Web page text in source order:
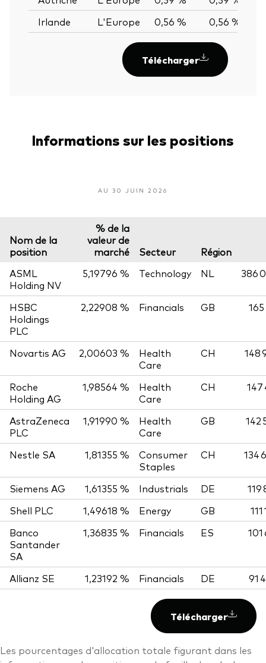
Irlande
L'Europe 0,56 % 0,56 %
Télécharger
Informations sur les positions
AU 30 JUIN 2026
Nom de la
position
% de la
valeur de
marché
Secteur
Région
ASML
Holding NV
5,19796 % Technology NL 386
HSBC
Holdings
PLC
2,22908 % Financials GB
Novartis AG 2,00603 %
Health
Care
CH 148
Roche
Holding AG
1,98564 %
Health
Care
CH 147
AstraZeneca
PLC
1,91990 %
Health
Care
GB 142
Nestle SA 1,81355 %
Consumer
Staples
CH 134
Siemens AG 1,61355 % Industrials DE
119
Shell PLC
1,49618 % Energy GB
Banco
Santander
SA
1,36835 % Financials ES
Allianz SE 1,23192 % Financials DE 91
Télécharger
Les pourcentages d'allocation totale figurant dans les